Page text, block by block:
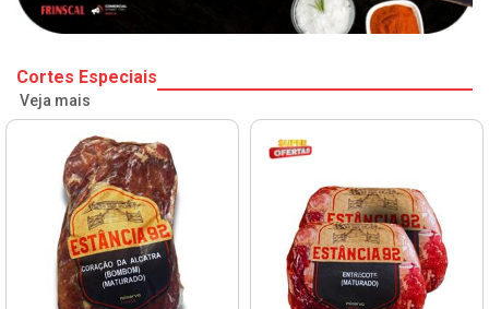
Cortes Especiais
Veja mais